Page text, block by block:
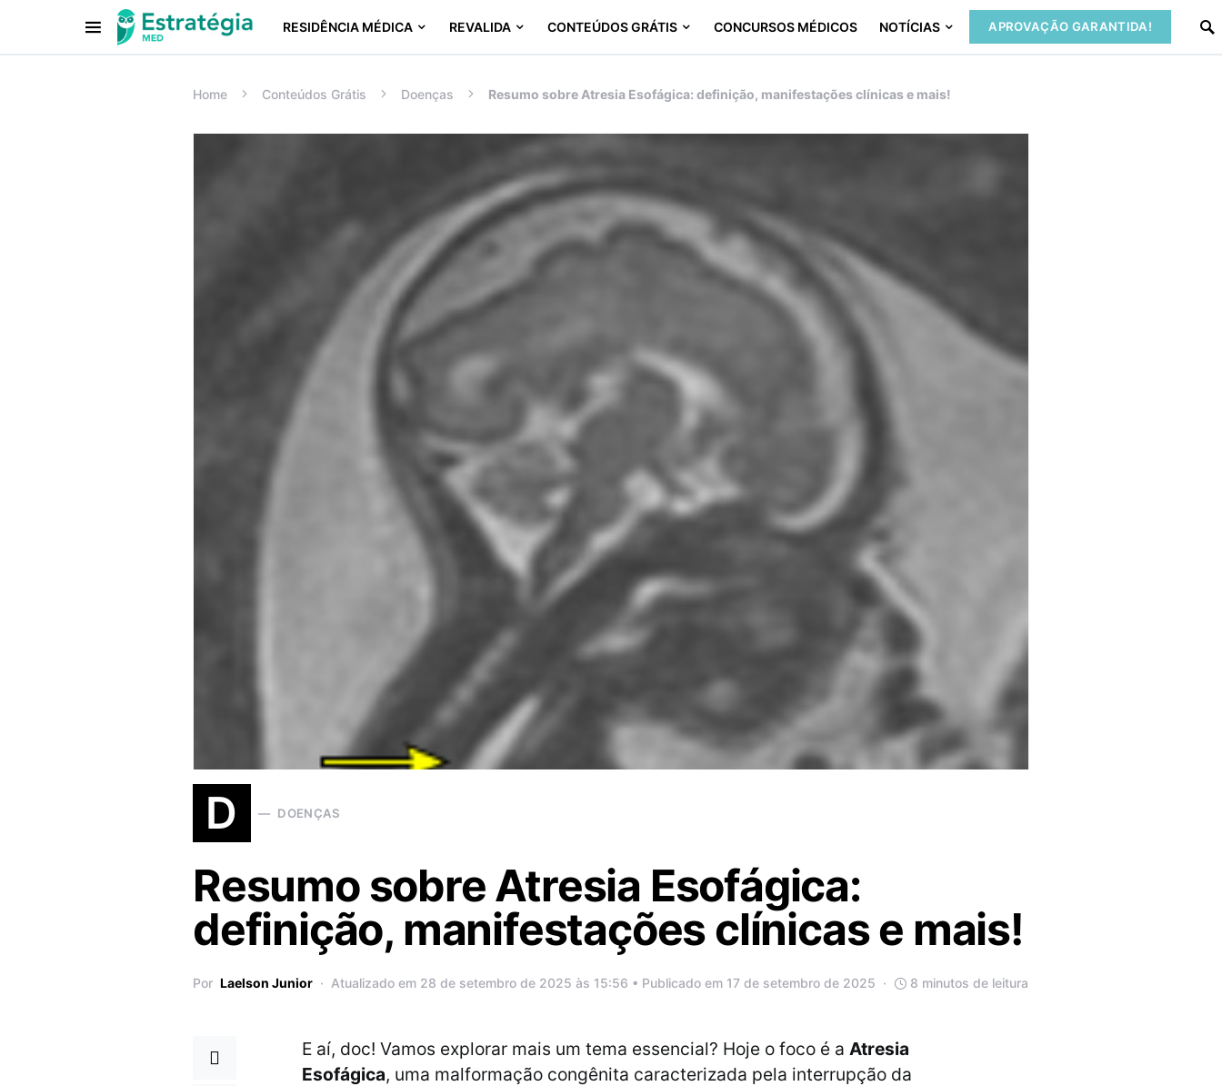
RESIDÊNCIA MÉDICA REVALIDA CONTEÚDOS GRÁTIS CONCURSOS MÉDICOS NOTÍCIAS APROVAÇÃO GARANTIDA!
Procurar:
Home Conteúdos Grátis Doenças Resumo sobre Atresia Esofágica: definição, manifestações clínicas e mais!
D DOENÇAS
Resumo sobre Atresia Esofágica:
definição, manifestações clínicas e mais!
Por Laelson Junior Atualizado em 28 de setembro de 2025 às 15:56 • Publicado em 17 de setembro de 2025 8 minutos de leitura
E aí, doc! Vamos explorar mais um tema essencial? Hoje o foco é a Atresia
Esofágica, uma malformação congênita caracterizada pela interrupção da